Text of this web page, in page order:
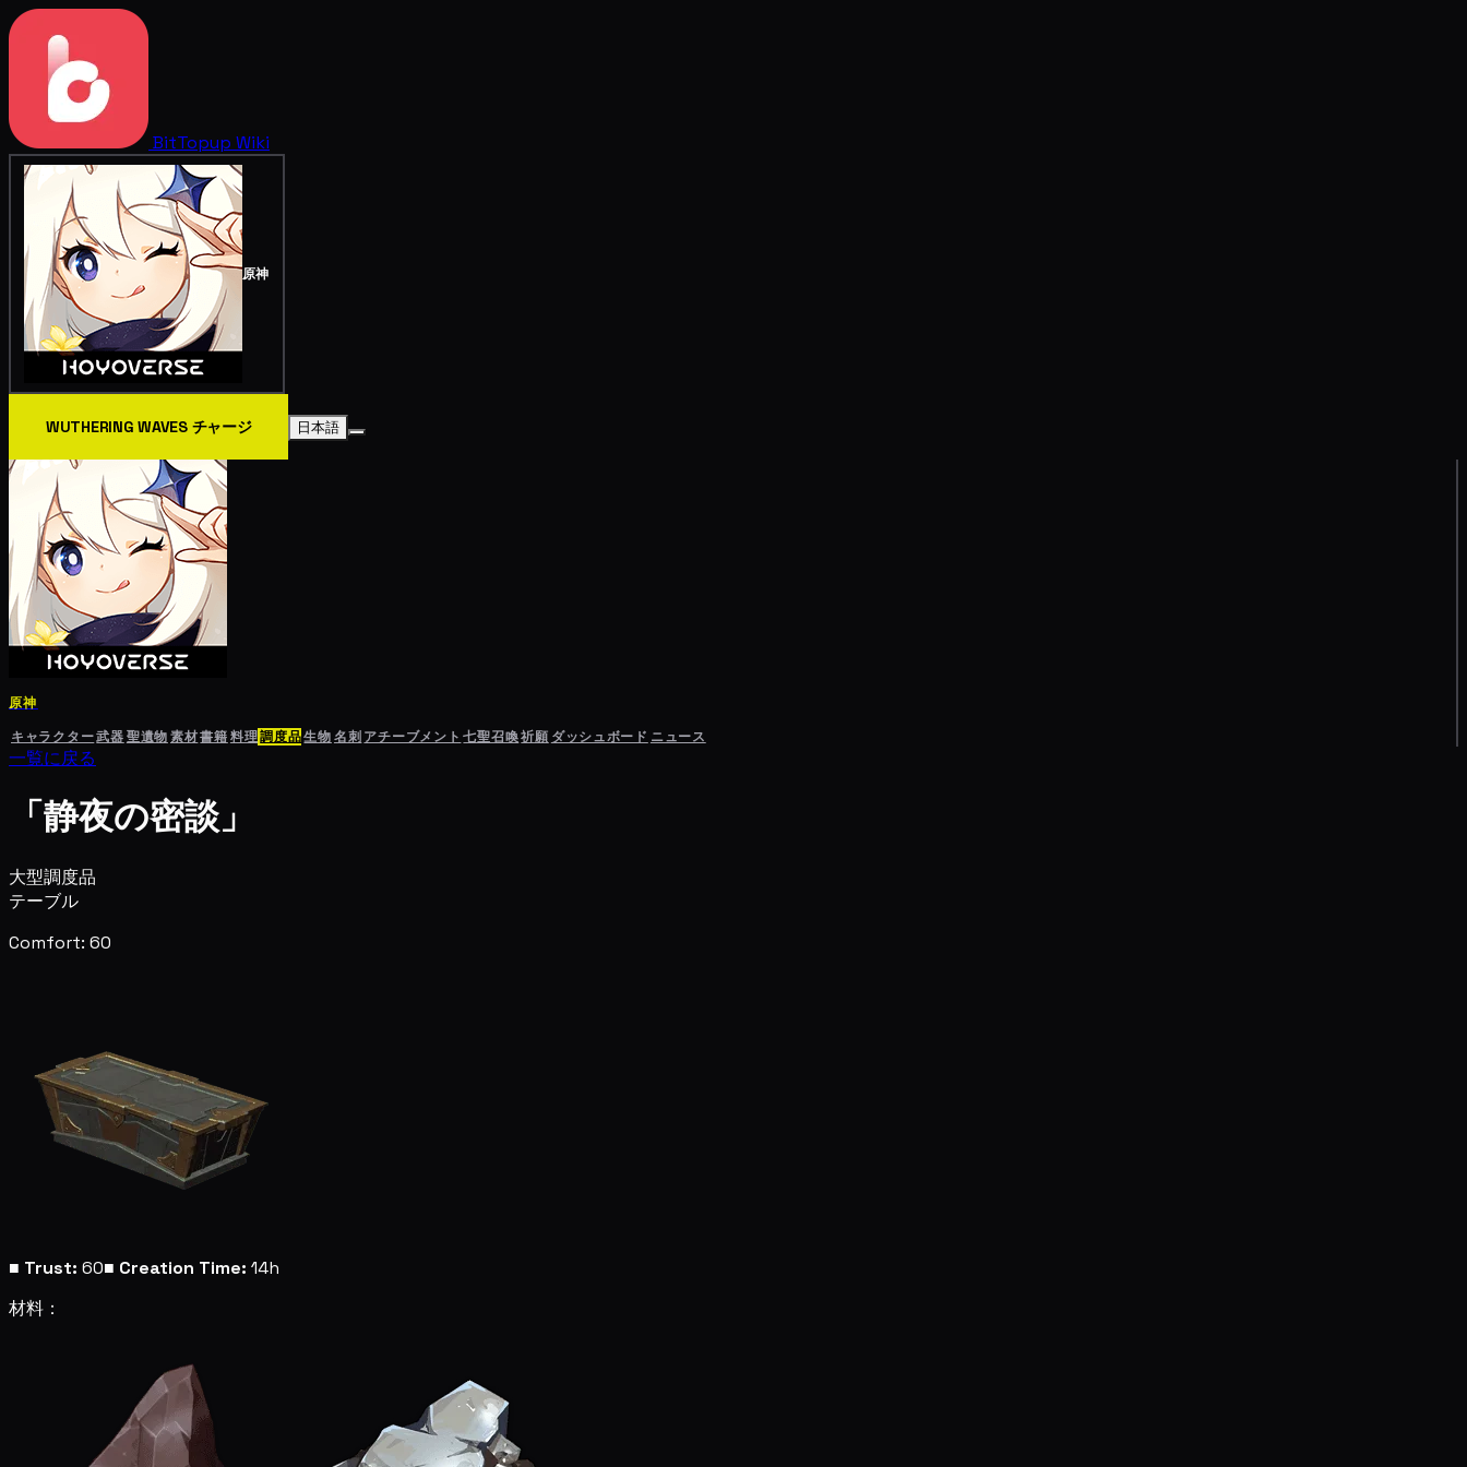
BitTopup Wiki
原神
WUTHERING WAVES チャージ 日本語
原神
キャラクター武器聖遺物素材書籍料理調度品生物名刺 アチーブメント 七聖召喚祈願 ダッシュボード ニュース
一覧に戻る
「静夜の密談」
大型調度品
テーブル
Comfort: 60
■ Trust: 60■ Creation Time: 14h
材料：